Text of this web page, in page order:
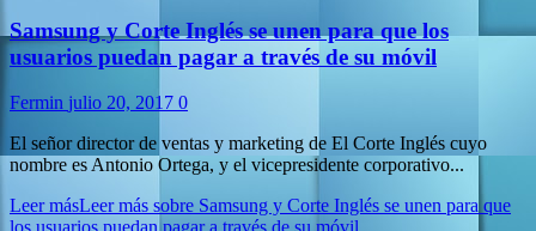
Samsung y Corte Inglés se unen para que los
usuarios puedan pagar a través de su móvil
Fermin julio 20, 2017 0
El señor director de ventas y marketing de El Corte Inglés cuyo
nombre es Antonio Ortega, y el vicepresidente corporativo...
Leer másLeer más sobre Samsung y Corte Inglés se unen para que